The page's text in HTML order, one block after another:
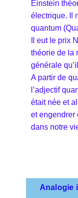
Einstein
électrique. Il
quantum
Il eut le prix
théorie de la
générale
A partir de
l’adjectif
était née et
et engendrer
dans notre
Analogie